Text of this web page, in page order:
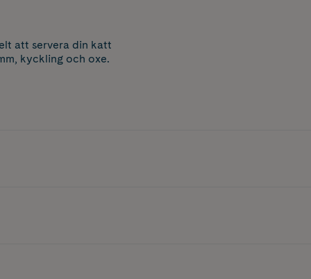
att servera din katt
kyckling och oxe.